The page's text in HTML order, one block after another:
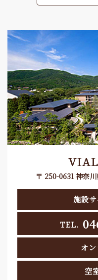
〒 250-0631 神奈
施設
TEL.
オ
空